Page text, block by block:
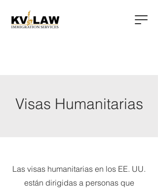
Visas Humanitarias
Las visas humanitarias en los EE. UU.
están dirigidas a personas que